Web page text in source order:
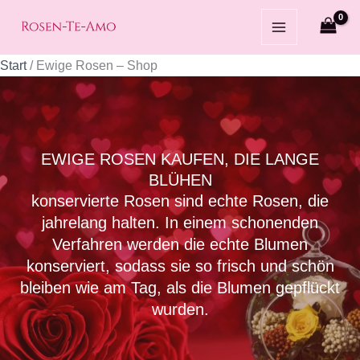
Inhalt
springen
Start/ Ewige Rosen – Shop
EWIGE ROSEN KAUFEN, DIE LANGE
BLÜHEN
konservierte Rosen sind echte Rosen, die
jahrelang halten. In einem schonenden
Verfahren werden die echte Blumen
konserviert, sodass sie so frisch und schön
bleiben wie am Tag, als die Blumen gepflückt
wurden.
Beliebtheit
sortiert